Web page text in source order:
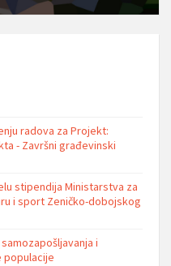
radova za Projekt:
- Završni građevinski
stipendija Ministarstva za
i sport Zeničko-dobojskog
i
populacije